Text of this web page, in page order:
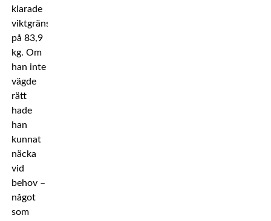
klarade
viktgränsen
på 83,9
kg. Om
han inte
vägde
rätt
hade
han
kunnat
näcka
vid
behov –
något
som